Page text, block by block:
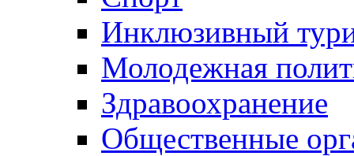
Инклюзивный
Молодежная
Здравоохранение
Общественные